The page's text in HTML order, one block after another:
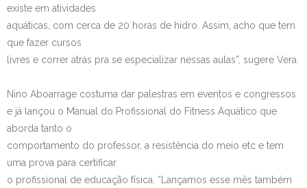
existe em atividades
aquáticas, com cerca de 20 horas de hidro. Assim, acho que tem
que fazer cursos
livres e correr atrás pra se especializar nessas aulas”, sugere Vera.
Nino Aboarrage costuma dar palestras em eventos e congressos
e já lançou o Manual do Profissional do Fitness Aquático que
aborda tanto o
comportamento do professor, a resistência do meio etc e tem
uma prova para certificar
o profissional de educação física. “Lançamos esse mês também